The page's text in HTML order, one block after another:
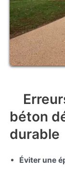
béton
durable
Éviter une